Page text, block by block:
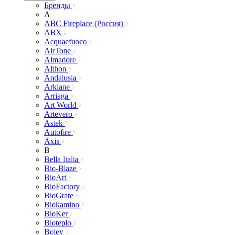
Бренды
A
ABC Fireplace (Россия)
ABX
Acquaefuoco
AirTone
Almadore
Althon
Andalusia
Arkiane
Arriaga
Art World
Artevero
Astek
Autofire
Axis
B
Bella Italia
Bio-Blaze
BioArt
BioFactory
BioGrate
Biokamino
BioKer
Bioteplo
Boley